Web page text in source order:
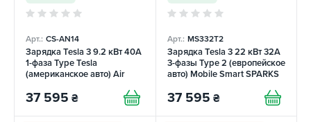
Арт.: CS-AN14
Зарядка Tesla 3 9.2 кВт 40A
1-фаза Type Tesla
(американское авто) Air
37 595 ₴
Арт.: MS332T2
Зарядка Tesla 3 22 кВт 32А
3-фазы Type 2 (европейское
авто) Mobile Smart SPARKS
37 595 ₴